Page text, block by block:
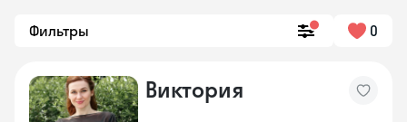
Фильтры 0
Виктория